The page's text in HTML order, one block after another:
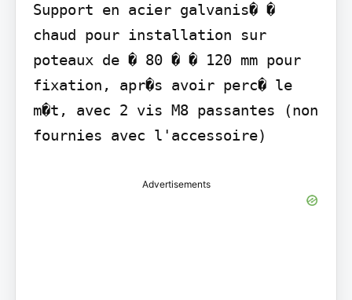
Support en acier galvanis� �
chaud pour installation sur
poteaux de � 80 � � 120 mm pour
fixation, apr�s avoir perc� le
m�t, avec 2 vis M8 passantes (non
fournies avec l'accessoire)
Advertisements